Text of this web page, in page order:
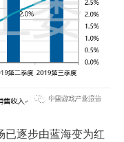
已逐步由蓝海变为红